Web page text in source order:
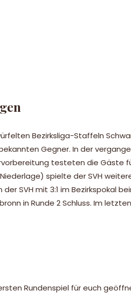
Bezirksliga-Staffeln
Gegner. In der
testeten die Gäste
spielte der SVH
SVH mit 3:1 im Bezirkspokal
in Runde 2 Schluss. Im
Rundenspiel für euch